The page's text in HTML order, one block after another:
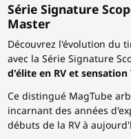
Série Signature
Master
Découvrez l'évolution du
avec la Série Signature
d'élite en RV et sensation
Ce distingué MagTube
incarnant des années
débuts de la RV à